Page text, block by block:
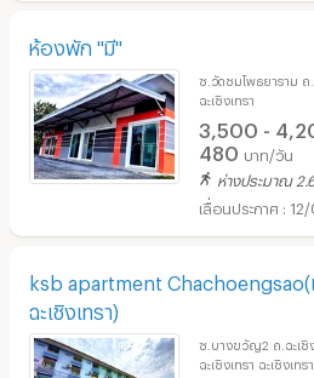
ห้องพัก "มี"
ซ.วัดชมโพธยาราม ถ.สิ
ฉะเชิงเทรา
3,500 -
480 บาท/วัน
ห่างประมาณ
ksb apartment Chachoengsao(
ฉะเชิงเทรา)
ซ.บางขวัญ2 ถ.ฉะเชิ
ฉะเชิงเทรา ฉะเชิงเทรา